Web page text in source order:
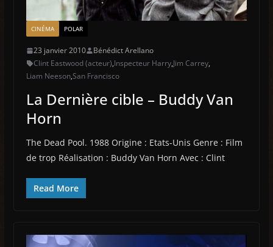
CINÉMA POLAR
23 janvier 2010
Bénédict Arellano
Clint Eastwood (acteur),Inspecteur Harry,Jim Carrey,
Liam Neeson,San Francisco
La Dernière cible – Buddy Van
Horn
The Dead Pool. 1988 Origine : Etats-Unis Genre : Film
de trop Réalisation : Buddy Van Horn Avec : Clint
Read More